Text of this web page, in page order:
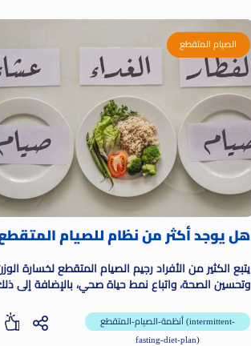
الصيام المتقطع
هل يوجد أكثر من نظام للصيام
يتبع الكثير من الأفراد رجيم الصيام المتقطع لخسارة
وتحسين الصحة، واتباع نمط حياة صحي، بالإضافة إلى
والدماغ، ومحاربة الشيخوخة، والمساهمة في إطالة
متوسط العمر
أنظمة-الصيام-المتقطع (intermittent-
fasting-diet-plan)